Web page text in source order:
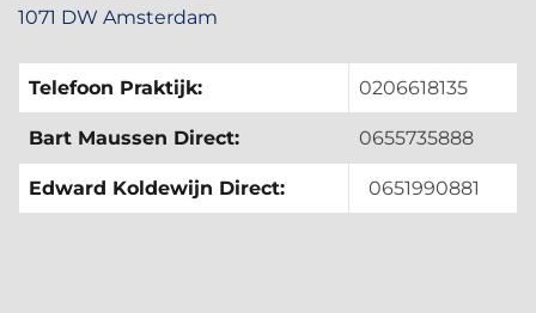
1071 DW Amsterdam
Telefoon Praktijk: 0206618135
Bart Maussen Direct: 0655735888
Edward Koldewijn Direct: 0651990881